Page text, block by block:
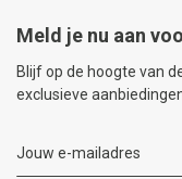
Meld je nu aan
Blijf op de hoogte van
exclusieve